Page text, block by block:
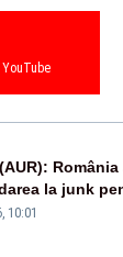
YouTube
la junk
pentru bănci
10:01